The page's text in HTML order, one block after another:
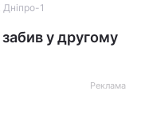
1
у другому
Реклама